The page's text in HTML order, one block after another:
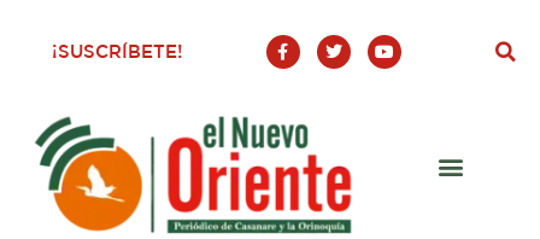
¡SUSCRÍBETE!
F
a
c
o
o
-
T
w
i
Y
o
u